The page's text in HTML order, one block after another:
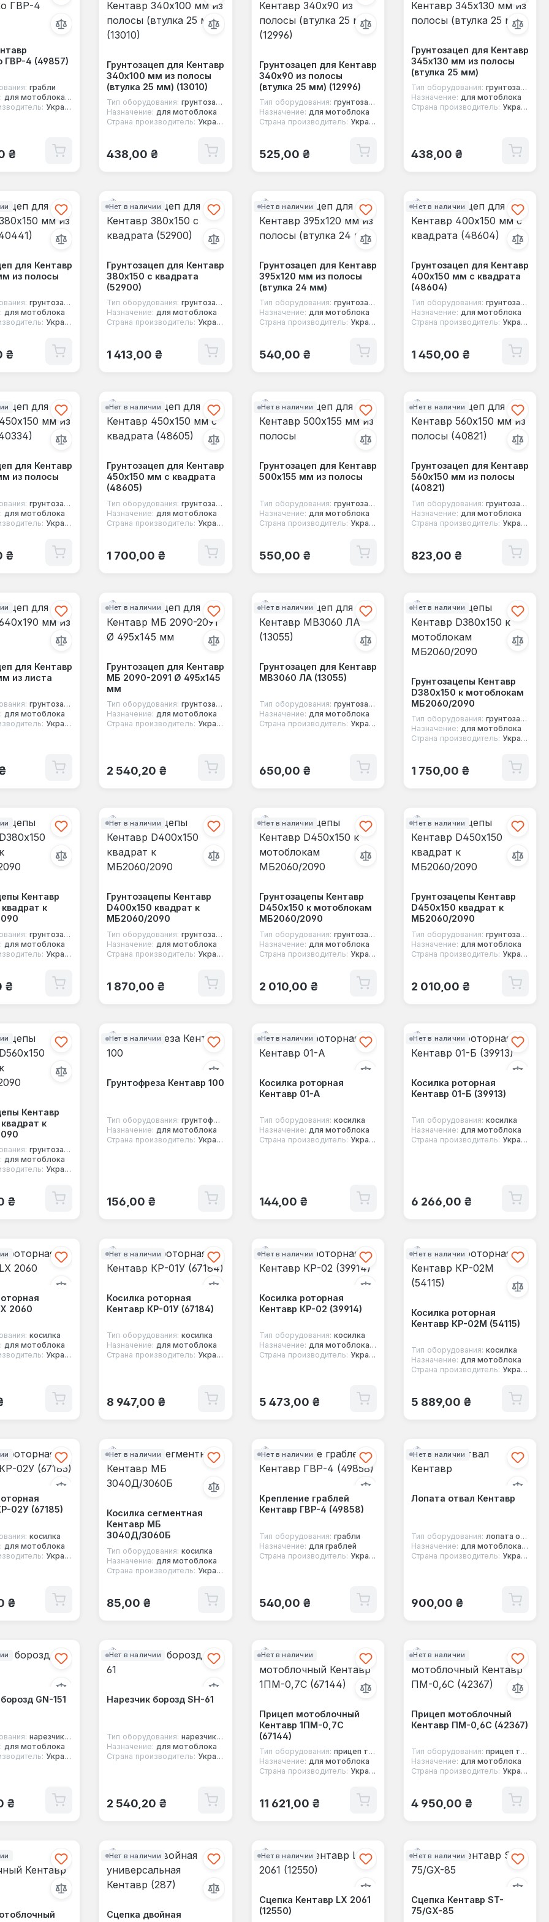
ГВР-4 (49857)
грабли
для мотоблока/минитрактора
Украина
₴
Грунтозацеп для Кентавр
340х100 мм из полосы
(втулка 25 мм) (13010)
Тип оборудования: грунтозацеп
Назначение: для мотоблока
Страна производитель: Украина
Обычная цена:
438,00 ₴
Грунтозацеп для Кентавр
340х90 из полосы
(втулка 25 мм) (12996)
Тип оборудования: грунтозацеп
Назначение: для мотоблока
Страна производитель: Украина
Обычная цена:
525,00 ₴
Грунтозацеп для Кентавр
345х130 мм из полосы
(втулка 25 мм)
Тип оборудования: грунтозацеп
Назначение: для мотоблока
Страна производитель: Украина
Обычная цена:
438,00 ₴
для Кентавр
из полосы
грунтозацеп
для мотоблока
Украина
₴
Нет в наличии
Грунтозацеп для Кентавр
380х150 с квадрата
(52900)
Тип оборудования: грунтозацеп
Назначение: для мотоблока
Страна производитель: Украина
Обычная цена:
1 413,00 ₴
Нет в наличии
Грунтозацеп для Кентавр
395х120 мм из полосы
(втулка 24 мм)
Тип оборудования: грунтозацеп
Назначение: для мотоблока
Страна производитель: Украина
Обычная цена:
540,00 ₴
Нет в наличии
Грунтозацеп для Кентавр
400х150 мм с квадрата
(48604)
Тип оборудования: грунтозацеп
Назначение: для мотоблока
Страна производитель: Украина
Обычная цена:
1 450,00 ₴
для Кентавр
из полосы
грунтозацеп
для мотоблока
Украина
₴
Нет в наличии
Грунтозацеп для Кентавр
450х150 мм с квадрата
(48605)
Тип оборудования: грунтозацеп
Назначение: для мотоблока
Страна производитель: Украина
Обычная цена:
1 700,00 ₴
Нет в наличии
Грунтозацеп для Кентавр
500х155 мм из полосы
Тип оборудования: грунтозацеп
Назначение: для мотоблока
Страна производитель: Украина
Обычная цена:
550,00 ₴
Нет в наличии
Грунтозацеп для Кентавр
560х150 мм из полосы
(40821)
Тип оборудования: грунтозацеп
Назначение: для мотоблока
Страна производитель: Украина
Обычная цена:
823,00 ₴
для Кентавр
из листа
грунтозацеп
для мотоблока
Украина
Нет в наличии
Грунтозацеп для Кентавр
МБ 2090-2091 Ø 495х145
мм
Тип оборудования: грунтозацеп
Назначение: для мотоблока
Страна производитель: Украина
Обычная цена:
2 540,20 ₴
Нет в наличии
Грунтозацеп для Кентавр
МВ3060 ЛА (13055)
Тип оборудования: грунтозацеп
Назначение: для мотоблока
Страна производитель: Украина
Обычная цена:
650,00 ₴
Нет в наличии
Грунтозацепы Кентавр
D380х150 к мотоблокам
МБ2060/2090
Тип оборудования: грунтозацеп
Назначение: для мотоблока
Страна производитель: Украина
Обычная цена:
1 750,00 ₴
Кентавр
к
грунтозацеп
для мотоблока
Украина
₴
Нет в наличии
Грунтозацепы Кентавр
D400х150 квадрат к
МБ2060/2090
Тип оборудования: грунтозацеп
Назначение: для мотоблока
Страна производитель: Украина
Обычная цена:
1 870,00 ₴
Нет в наличии
Грунтозацепы Кентавр
D450х150 к мотоблокам
МБ2060/2090
Тип оборудования: грунтозацеп
Назначение: для мотоблока
Страна производитель: Украина
Обычная цена:
2 010,00 ₴
Нет в наличии
Грунтозацепы Кентавр
D450х150 квадрат к
МБ2060/2090
Тип оборудования: грунтозацеп
Назначение: для мотоблока
Страна производитель: Украина
Обычная цена:
2 010,00 ₴
Кентавр
к
грунтозацеп
для мотоблока
Украина
₴
Нет в наличии
Грунтофреза Кентавр 100
Тип оборудования: грунтофреза
Назначение: для мотоблока
Страна производитель: Украина
Обычная цена:
156,00 ₴
Нет в наличии
Косилка роторная
Кентавр 01-А
Тип оборудования: косилка
Назначение: для мотоблока
Страна производитель: Украина
Обычная цена:
144,00 ₴
Нет в наличии
Косилка роторная
Кентавр 01-Б (39913)
Тип оборудования: косилка
Назначение: для мотоблока
Страна производитель: Украина
Обычная цена:
6 266,00 ₴
2060
косилка
для мотоблока
Украина
Нет в наличии
Косилка роторная
Кентавр КР-01У (67184)
Тип оборудования: косилка
Назначение: для мотоблока
Страна производитель: Украина
Обычная цена:
8 947,00 ₴
Нет в наличии
Косилка роторная
Кентавр КР-02 (39914)
Тип оборудования: косилка
Назначение: для мотоблока/минитрактора
Страна производитель: Украина
Обычная цена:
5 473,00 ₴
Нет в наличии
Косилка роторная
Кентавр КР-02М (54115)
Тип оборудования: косилка
Назначение: для мотоблока
Страна производитель: Украина
Обычная цена:
5 889,00 ₴
02У (67185)
косилка
для мотоблока
Украина
₴
Нет в наличии
Косилка сегментная
Кентавр МБ
3040Д/3060Б
Тип оборудования: косилка
Назначение: для мотоблока
Страна производитель: Украина
Обычная цена:
85,00 ₴
Нет в наличии
Крепление граблей
Кентавр ГВР-4 (49858)
Тип оборудования: грабли
Назначение: для граблей
Страна производитель: Украина
Обычная цена:
540,00 ₴
Нет в наличии
Лопата отвал Кентавр
Тип оборудования: лопата отвал
Назначение: для мотоблока/минитрактора
Страна производитель: Украина
Обычная цена:
900,00 ₴
GN-151
нарезчик борозд
для мотоблока
Украина
₴
Нет в наличии
Нарезчик борозд SH-61
Тип оборудования: нарезчик борозд
Назначение: для мотоблока
Страна производитель: Украина
Обычная цена:
2 540,20 ₴
Нет в наличии
Прицеп мотоблочный
Кентавр 1ПМ-0,7С
(67144)
Тип оборудования: прицеп тракторный
Назначение: для мотоблока
Страна производитель: Украина
Обычная цена:
11 621,00 ₴
Нет в наличии
Прицеп мотоблочный
Кентавр ПМ-0,6С (42367)
Тип оборудования: прицеп тракторный
Назначение: для мотоблока
Страна производитель: Украина
Обычная цена:
4 950,00 ₴
Нет в наличии
Сцепка двойная
Нет в наличии
Сцепка Кентавр LX 2061
(12550)
Нет в наличии
Сцепка Кентавр ST-
75/GX-85